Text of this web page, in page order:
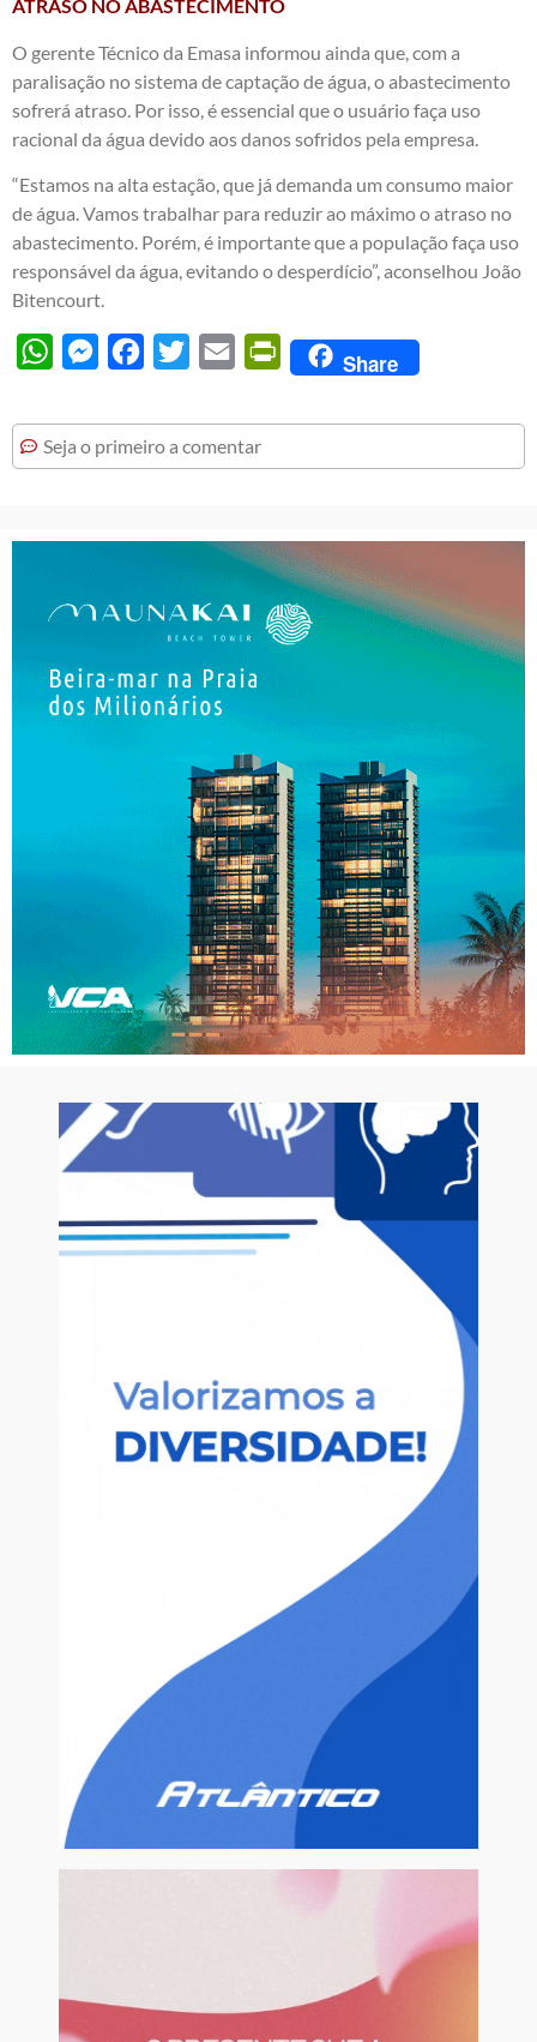
ATRASO NO ABASTECIMENTO
O gerente Técnico da Emasa informou ainda que, com a
paralisação no sistema de captação de água, o abastecimento
sofrerá atraso. Por isso, é essencial que o usuário faça uso
racional da água devido aos danos sofridos pela empresa.
“Estamos na alta estação, que já demanda um consumo maior
de água. Vamos trabalhar para reduzir ao máximo o atraso no
abastecimento. Porém, é importante que a população faça uso
responsável da água, evitando o desperdício”, aconselhou João
Bitencourt.
WhatsAppMessengerFacebook
Twitter Email PrintFriendly
Share
Seja o primeiro a comentar